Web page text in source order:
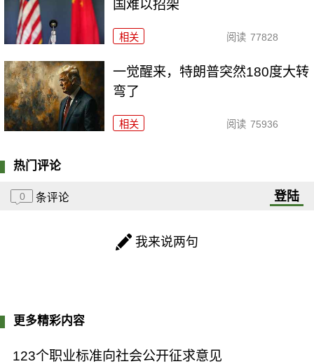
国难以招架
相关 阅读 77828
一觉醒来，特朗普突然180度大转
弯了
相关 阅读 75936
热门评论
0 条评论 登陆
我来说两句
更多精彩内容
123个职业标准向社会公开征求意见